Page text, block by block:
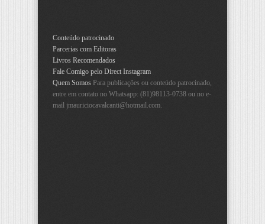
Conteúdo patrocinado
Parcerias com Editoras
Livros Recomendados
Fale Comigo pelo Direct Instagram
Quem Somos Para publicações ou conteúdo patrocinado,
entre em contato no Whatsapp: (81)98113-0738 ou no e-
mail jmauriciocavalcanti@hotmail.com.